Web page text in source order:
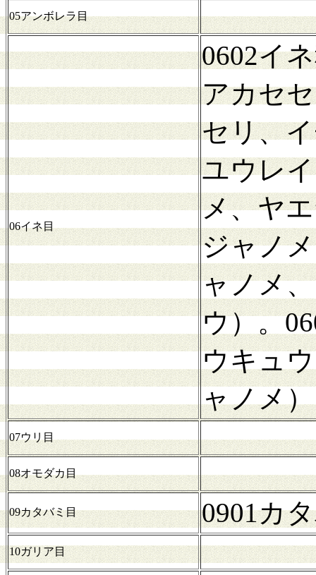
05アンボレラ目
06イネ目
0602イ
アカセ
セリ、
ユウレ
メ、ヤ
ジャノ
ャノメ
ウ）。
ウキュ
ャノメ
07ウリ目
08オモダカ目
09カタバミ目 0901カ
10ガリア目